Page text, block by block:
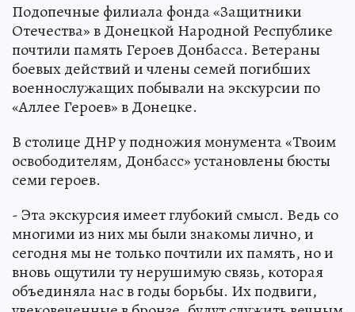
Подопечные филиала фонда «Защитники
Отечества» в Донецкой Народной Республике
почтили память Героев Донбасса. Ветераны
боевых действий и члены семей погибших
военнослужащих побывали на экскурсии по
«Аллее Героев» в Донецке.
В столице ДНР у подножия монумента «Твоим
освободителям, Донбасс» установлены бюсты
семи героев.
- Эта экскурсия имеет глубокий смысл. Ведь со
многими из них мы были знакомы лично, и
сегодня мы не только почтили их память, но и
вновь ощутили ту нерушимую связь, которая
объединяла нас в годы борьбы. Их подвиги,